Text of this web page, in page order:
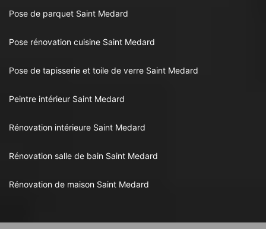
Pose de parquet Saint Medard
Pose rénovation cuisine Saint Medard
Pose de tapisserie et toile de verre Saint Medard
Peintre intérieur Saint Medard
Rénovation intérieure Saint Medard
Rénovation salle de bain Saint Medard
Rénovation de maison Saint Medard